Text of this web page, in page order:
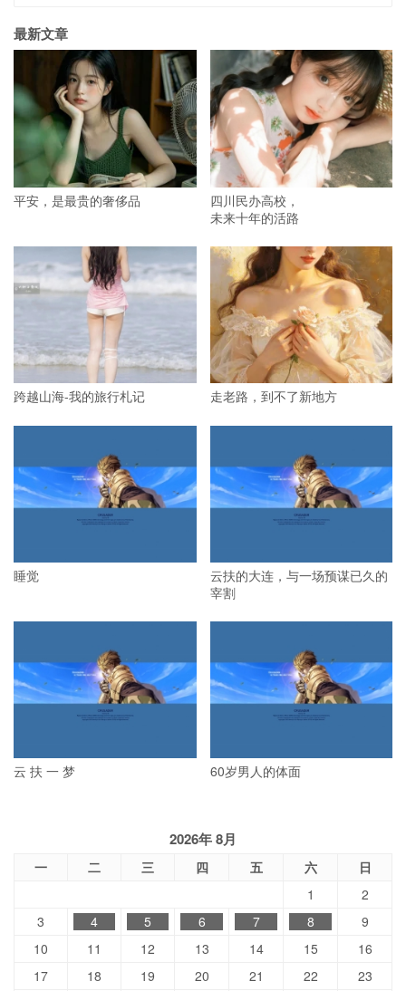
最新文章
平安，是最贵的奢侈品
四川民办高校，
未来十年的活路
跨越山海-我的旅行札记 走老路，到不了新地方
睡觉
云扶的大连，与一场预谋已久的
宰割
云 扶 一 梦 60岁男人的体面
2026年 8月
一 二 三 四 五 六
日
1
2
3
4 5 6 7 8
9
10
11 12 13 14 15
16
17
18 19 20 21 22
23